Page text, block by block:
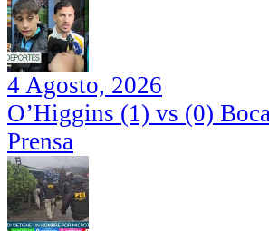
4 Agosto, 2026
O’Higgins (1) vs (0)
Prensa